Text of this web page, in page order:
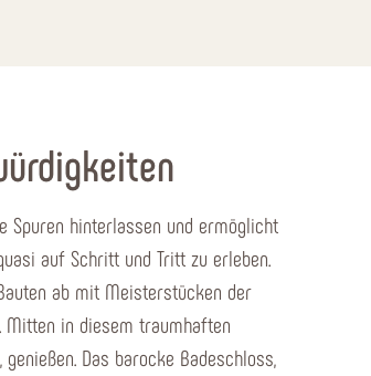
Spuren hinterlassen und ermöglicht
auf Schritt und Tritt zu erleben.
ab mit Meisterstücken der
Mitten in diesem traumhaften
Das barocke Badeschloss,